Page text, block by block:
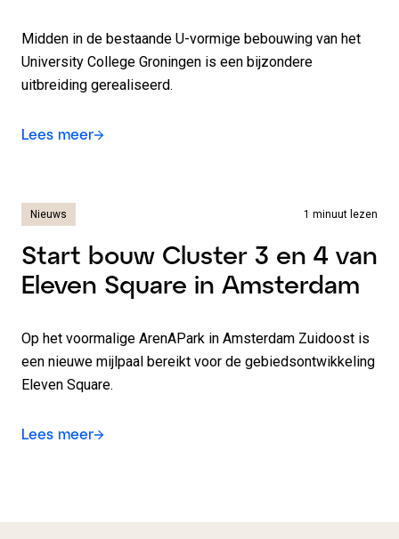
Midden in de bestaande U-vormige bebouwing van het
University College Groningen is een bijzondere
uitbreiding gerealiseerd.
Lees meer
Nieuws 1 minuut lezen
Start bouw Cluster 3 en 4 van
Eleven Square in Amsterdam
Op het voormalige ArenAPark in Amsterdam Zuidoost is
een nieuwe mijlpaal bereikt voor de gebiedsontwikkeling
Eleven Square.
Lees meer